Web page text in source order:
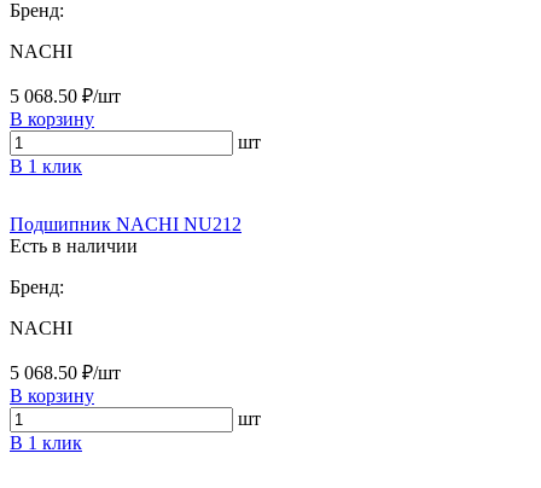
Бренд:
NACHI
5 068.50 ₽/шт
В корзину
шт
В 1 клик
Подшипник NACHI NU212
Есть в наличии
Бренд:
NACHI
5 068.50 ₽/шт
В корзину
шт
В 1 клик